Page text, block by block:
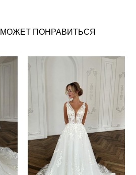
ПОНРАВИТЬСЯ